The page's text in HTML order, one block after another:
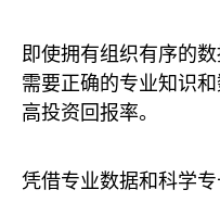
即使拥有组织有序的
需要正确的专业知识
高投资回报率。
凭借专业数据和科学专